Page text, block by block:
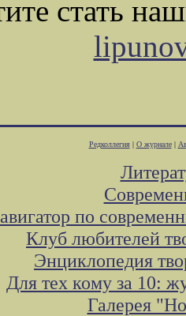
стать
Редколлегия| О журнале|
по
Клуб любителей
Энциклопедия
Для тех кому за 10:
Галерея